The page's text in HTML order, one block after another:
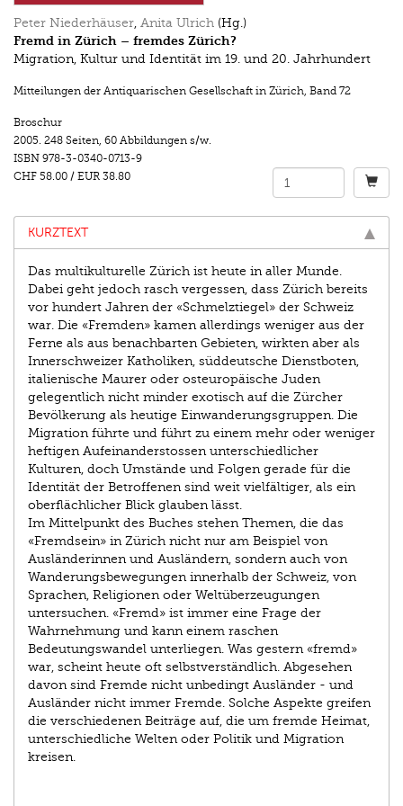
Peter Niederhäuser, Anita Ulrich (Hg.)
Fremd in Zürich – fremdes Zürich?
Migration, Kultur und Identität im 19. und 20. Jahrhundert
Mitteilungen der Antiquarischen Gesellschaft in Zürich, Band 72
Broschur
2005. 248 Seiten, 60 Abbildungen s/w.
ISBN 978-3-0340-0713-9
CHF 58.00 / EUR 38.80
KURZTEXT
Das multikulturelle Zürich ist heute in aller Munde.
Dabei geht jedoch rasch vergessen, dass Zürich bereits
vor hundert Jahren der «Schmelztiegel» der Schweiz
war. Die «Fremden» kamen allerdings weniger aus der
Ferne als aus benachbarten Gebieten, wirkten aber als
Innerschweizer Katholiken, süddeutsche Dienstboten,
italienische Maurer oder osteuropäische Juden
gelegentlich nicht minder exotisch auf die Zürcher
Bevölkerung als heutige Einwanderungsgruppen. Die
Migration führte und führt zu einem mehr oder weniger
heftigen Aufeinanderstossen unterschiedlicher
Kulturen, doch Umstände und Folgen gerade für die
Identität der Betroffenen sind weit vielfältiger, als ein
oberflächlicher Blick glauben lässt.
Im Mittelpunkt des Buches stehen Themen, die das
«Fremdsein» in Zürich nicht nur am Beispiel von
Ausländerinnen und Ausländern, sondern auch von
Wanderungsbewegungen innerhalb der Schweiz, von
Sprachen, Religionen oder Weltüberzeugungen
untersuchen. «Fremd» ist immer eine Frage der
Wahrnehmung und kann einem raschen
Bedeutungswandel unterliegen. Was gestern «fremd»
war, scheint heute oft selbstverständlich. Abgesehen
davon sind Fremde nicht unbedingt Ausländer - und
Ausländer nicht immer Fremde. Solche Aspekte greifen
die verschiedenen Beiträge auf, die um fremde Heimat,
unterschiedliche Welten oder Politik und Migration
kreisen.